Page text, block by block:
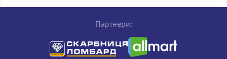
Партнери: